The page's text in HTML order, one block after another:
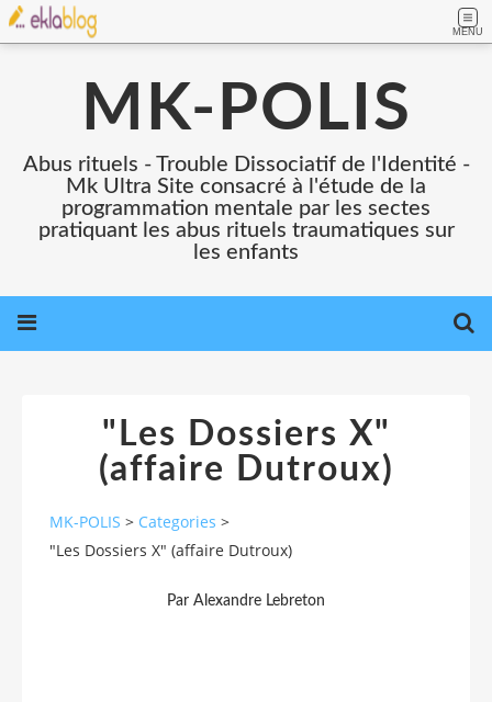
MENU
MK-POLIS
Abus rituels - Trouble Dissociatif de l'Identité -
Mk Ultra Site consacré à l'étude de la
programmation mentale par les sectes
pratiquant les abus rituels traumatiques sur
les enfants
"Les Dossiers X"
(affaire Dutroux)
MK-POLIS > Categories >
"Les Dossiers X" (affaire Dutroux)
Par Alexandre Lebreton